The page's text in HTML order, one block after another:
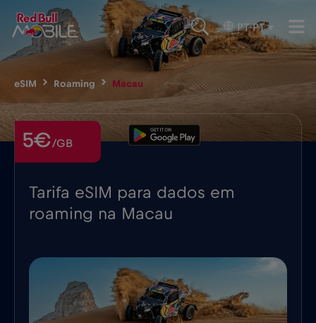
PT-PT ▾
eSIM Roaming Macau
Tarifa eSIM para dados em
roaming na Macau
5€/GB